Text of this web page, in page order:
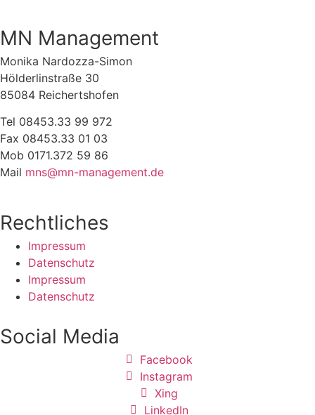
MN Management
Monika Nardozza-Simon
Hölderlinstraße 30
85084 Reichertshofen
Tel 08453.33 99 972
Fax 08453.33 01 03
Mob 0171.372 59 86
Mail mns@mn-management.de
Rechtliches
Impressum
Datenschutz
Impressum
Datenschutz
Social Media
Facebook
Instagram
Xing
LinkedIn